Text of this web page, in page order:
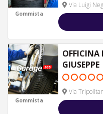
Gommista
Via Luigi
Gommista
OFFICINA
GIUSEPPE
Via